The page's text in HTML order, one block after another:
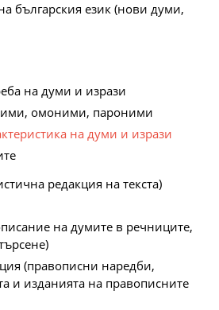
българския език (нови думи,
на думи и изрази
омоними, пароними
на думи и изрази
редакция на текста)
на думите в речниците,
(правописни наредби,
и изданията на правописните